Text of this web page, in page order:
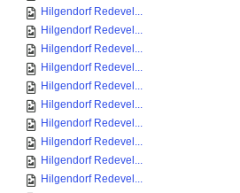
Hilgendorf Redevel...
Hilgendorf Redevel...
Hilgendorf Redevel...
Hilgendorf Redevel...
Hilgendorf Redevel...
Hilgendorf Redevel...
Hilgendorf Redevel...
Hilgendorf Redevel...
Hilgendorf Redevel...
Hilgendorf Redevel...